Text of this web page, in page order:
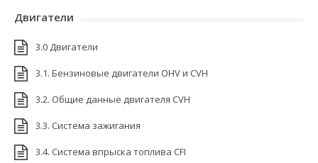
Двигатели
3.0 Двигатели
3.1. Бензиновые двигатели OHV и CVH
3.2. Общие данные двигателя CVH
3.3. Система зажигания
3.4. Система впрыска топлива CFI